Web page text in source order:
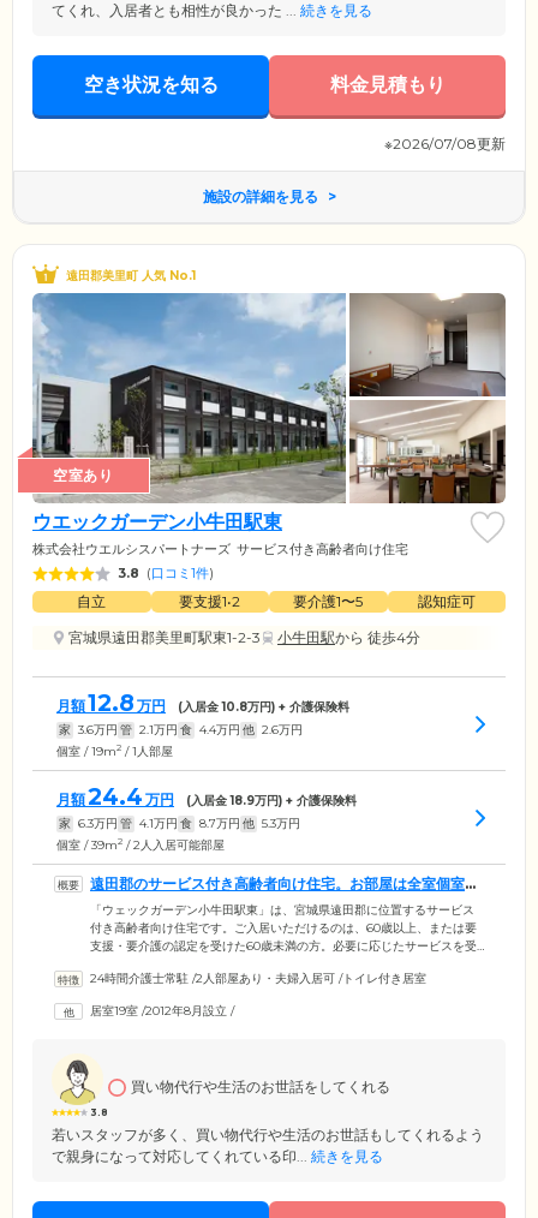
てくれ、入居者とも相性が良かった ... 続きを見る
空き状況を知る 料金見積もり
※2026/07/08更新
施設の詳細を見る
遠田郡美里町 人気 No.1
空室あり
ウエックガーデン小牛田駅東
株式会社ウエルシスパートナーズ サービス付き高齢者向け住宅
3.8 (口コミ1件)
自立 要支援1•2 要介護1〜5
認知症可
宮城県遠田郡美里町駅東1-2-3
小牛田駅から 徒歩4分
月額12.8 万円 (入居金10.8万円) + 介護保険料
家 3.6万円 管 2.1万円 食 4.4万円 他 2.6万円
個室 / 19m2 / 1人部屋
月額24.4 万円 (入居金18.9万円) + 介護保険料
家 6.3万円 管 4.1万円 食 8.7万円 他 5.3万円
個室 / 39m2 / 2人入居可能部屋
遠田郡のサービス付き高齢者向け住宅。お部屋は全室個室で
す
「ウェックガーデン小牛田駅東」は、宮城県遠田郡に位置するサービス
付き高齢者向け住宅です。ご入居いただけるのは、60歳以上、または要
支援・要介護の認定を受けた60歳未満の方。必要に応じたサービスを受
になるお部屋は、全19室の個室をご用意。プライバシーの保たれた空間
入居いただけるお部屋もご用意。39.82㎡の広々とした室内にキッチン・
24時間介護士常駐 /2人部屋あり・夫婦入居可 /トイレ付き居室
居室19室 /2012年8月設立 /
3.8
買い物代行や生活のお世話をしてくれる
若いスタッフが多く、買い物代行や生活のお世話もしてくれるよう
で親身になって対応してくれている印... 続きを見る